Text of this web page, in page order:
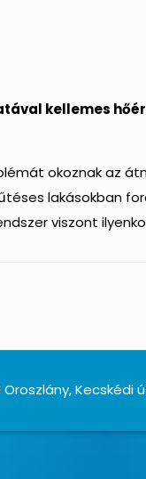
kellemes
okoznak az
lakásokban
viszont